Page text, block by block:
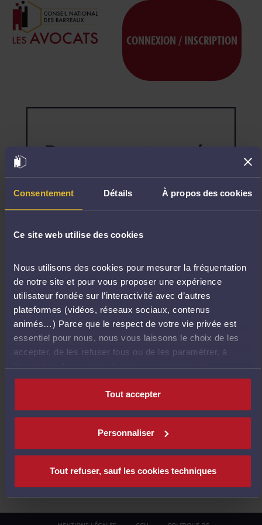
Consentement Détails À propos des cookies
Ce site web utilise des cookies
Nous utilisons des cookies pour mesurer la fréquentation
de notre site et pour vous proposer une expérience
utilisateur fondée sur l’interactivité avec d’autres
plateformes (vidéos, réseaux sociaux, contenus
animés…) Parce que le respect de votre vie privée est
essentiel pour nous, nous vous laissons le choix de les
accepter, de les refuser tous ou de les paramétrer, à
l’exception des cookies techniques strictement
nécessaires au fonctionnement du site.
Tout accepter
Personnaliser
Tout refuser, sauf les cookies techniques
CONNEXION / INSCRIPTION
Page non trouvée
la
page
pas.
E
T
O
U
R
À
L
'
C
I